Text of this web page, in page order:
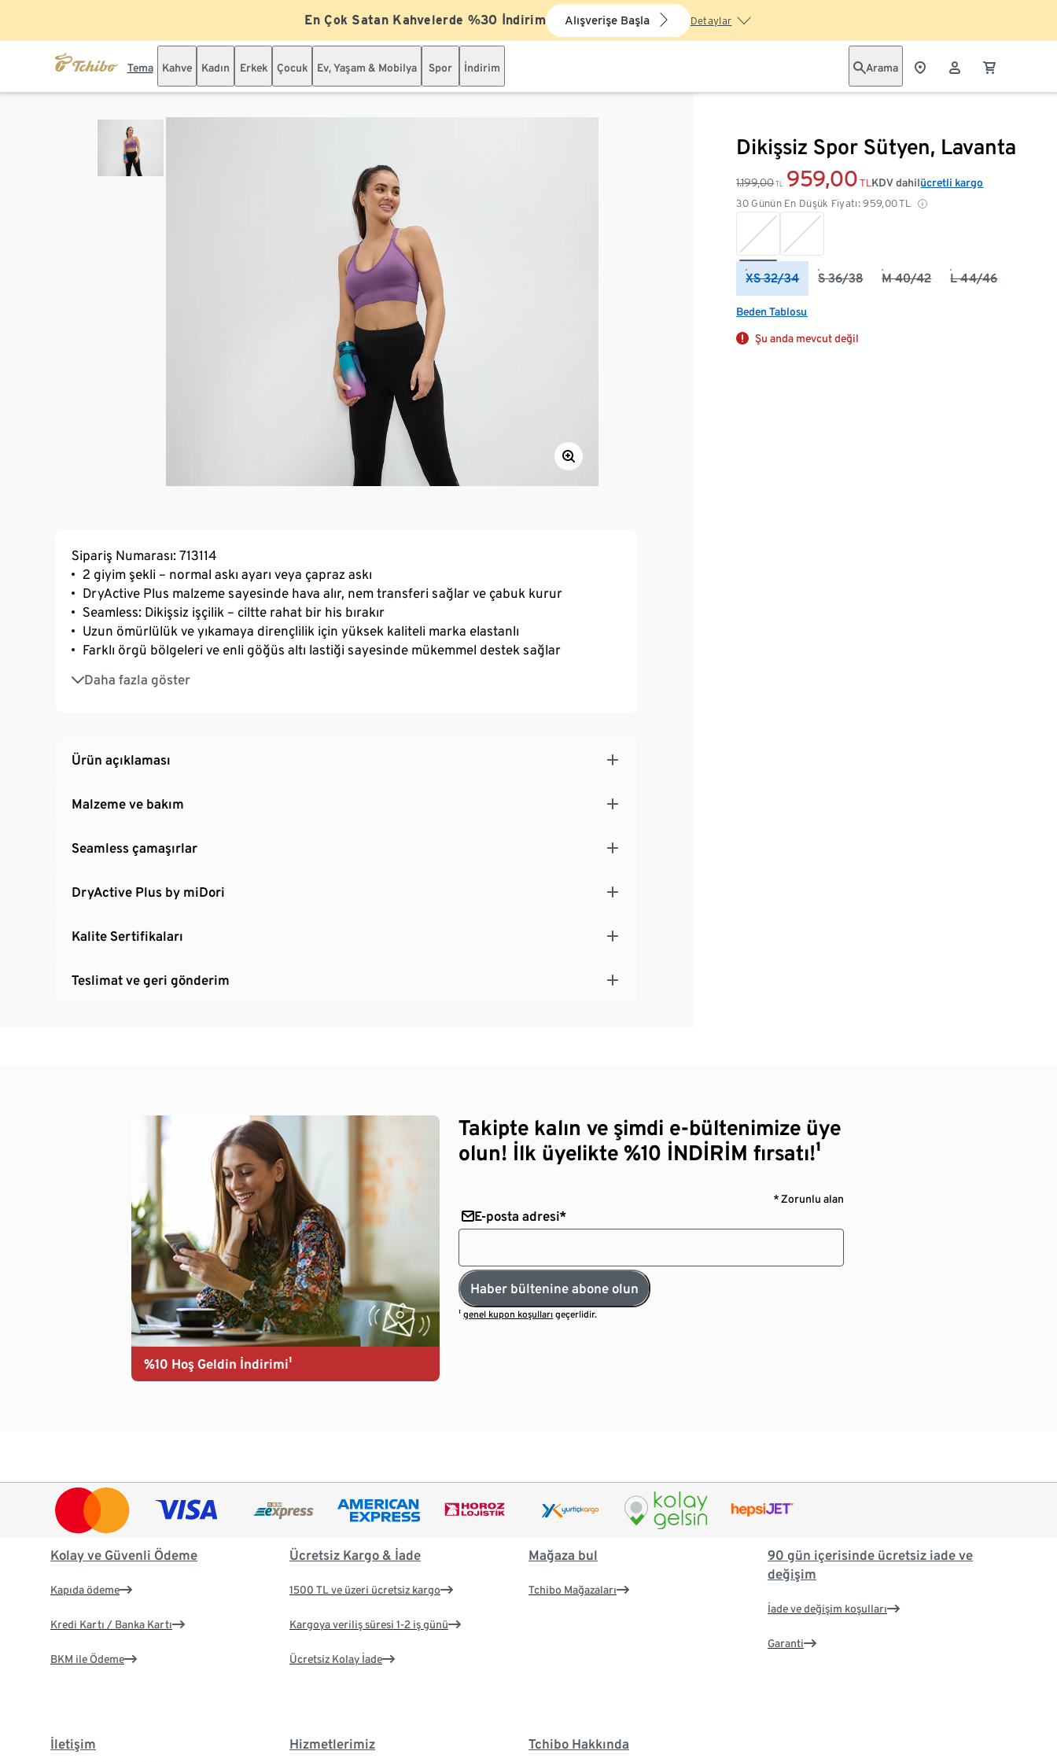
En Çok Satan Kahvelerde %30 İndirim Alışverişe Başla Detaylar
Tema Kahve Kadın Erkek Çocuk Ev, Yaşam & Mobilya Spor İndirim Arama
Dikişsiz Spor Sütyen, Lavanta
1.199,00 TL 959,00 TL
30 Günün En Düşük Fiyatı: 959,00TL
KDV dahilücretli kargo
XS 32/34 S 36/38 M 40/42 L 44/46
Beden Tablosu
Şu anda mevcut değil
Sipariş Numarası: 713114
2 giyim şekli – normal askı ayarı veya çapraz askı
DryActive Plus malzeme sayesinde hava alır, nem transferi sağlar ve çabuk kurur
Seamless: Dikişsiz işçilik – ciltte rahat bir his bırakır
Uzun ömürlülük ve yıkamaya dirençlilik için yüksek kaliteli marka elastanlı
Farklı örgü bölgeleri ve enli göğüs altı lastiği sayesinde mükemmel destek sağlar
Daha fazla göster
Çıkarılabilir dolgular
Ayarlanabilir askılar
Ürün açıklaması
Malzeme ve bakım
Seamless çamaşırlar
DryActive Plus by miDori
Kalite Sertifikaları
Teslimat ve geri gönderim
%10 Hoş Geldin İndirimi¹
Takipte kalın ve şimdi e-bültenimize üye
olun! İlk üyelikte %10 İNDİRİM fırsatı!¹
* Zorunlu alan
E-posta adresi*
Haber bültenine abone olun
¹genel kupon koşulları geçerlidir.
Kolay ve Güvenli Ödeme
Kapıda ödeme
Kredi Kartı / Banka Kartı
BKM ile Ödeme
Ücretsiz Kargo & İade
1500 TL ve üzeri ücretsiz kargo
Kargoya veriliş süresi 1-2 iş günü
Ücretsiz Kolay İade
Mağaza bul
Tchibo Mağazaları
90 gün içerisinde ücretsiz iade ve
değişim
İade ve değişim koşulları
Garanti
İletişim Hizmetlerimiz Tchibo Hakkında